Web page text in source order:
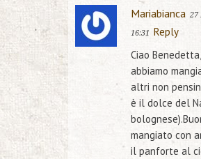
Mariabianca 27
16:31 Reply
Ciao
abbiamo
altri non
è il dolce del
mangiato con
il panforte al